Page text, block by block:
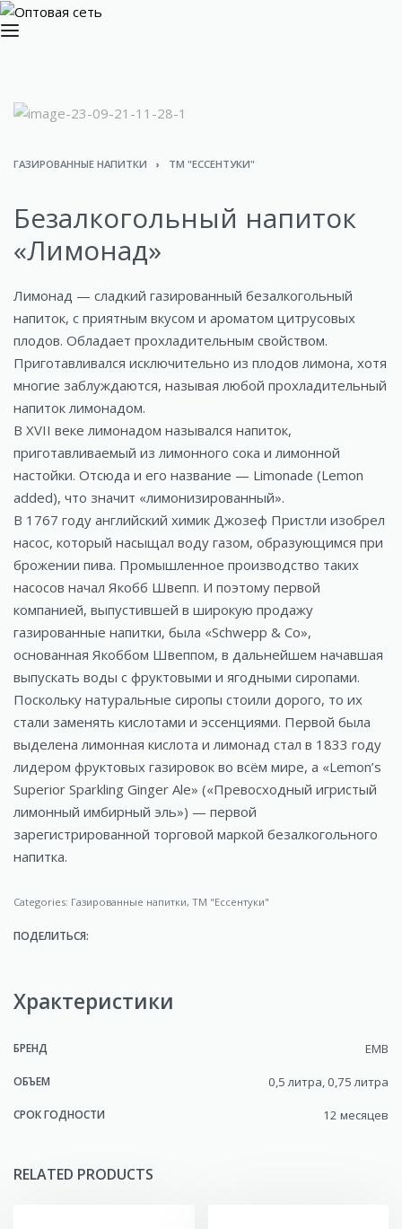
ГАЗИРОВАННЫЕ НАПИТКИ › ТМ "ЕССЕНТУКИ"
Безалкогольный напиток
«Лимонад»
Лимонад — сладкий газированный безалкогольный
напиток, с приятным вкусом и ароматом цитрусовых
плодов. Обладает прохладительным свойством.
Приготавливался исключительно из плодов лимона, хотя
многие заблуждаются, называя любой прохладительный
напиток лимонадом.
В XVII веке лимонадом назывался напиток,
приготавливаемый из лимонного сока и лимонной
настойки. Отсюда и его название — Limonade (Lemon
added), что значит «лимонизированный».
В 1767 году английский химик Джозеф Пристли изобрел
насос, который насыщал воду газом, образующимся при
брожении пива. Промышленное производство таких
насосов начал Якобб Швепп. И поэтому первой
компанией, выпустившей в широкую продажу
газированные напитки, была «Schwepp & Co»,
основанная Якоббом Швеппом, в дальнейшем начавшая
выпускать воды с фруктовыми и ягодными сиропами.
Поскольку натуральные сиропы стоили дорого, то их
стали заменять кислотами и эссенциями. Первой была
выделена лимонная кислота и лимонад стал в 1833 году
лидером фруктовых газировок во всём мире, а «Lemon’s
Superior Sparkling Ginger Ale» («Превосходный игристый
лимонный имбирный эль») — первой
зарегистрированной торговой маркой безалкогольного
напитка.
Categories: Газированные напитки, ТМ "Ессентуки"
ПОДЕЛИТЬСЯ:
Храктеристики
БРЕНД EMB
ОБЪЕМ 0,5 литра, 0,75 литра
СРОК ГОДНОСТИ 12 месяцев
RELATED PRODUCTS